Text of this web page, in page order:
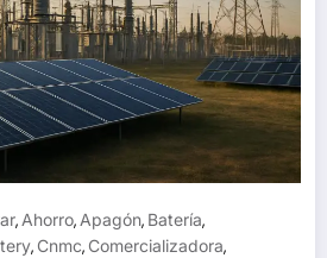
, Ahorro, Apagón, Batería,
, Cnmc, Comercializadora,